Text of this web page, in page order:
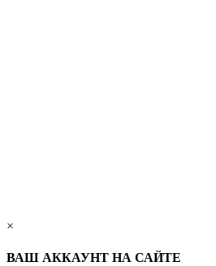
×
ВАШ АККАУНТ НА САЙТЕ